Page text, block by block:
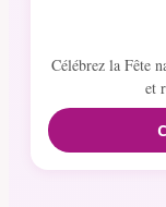
Célébrez la Fête
et